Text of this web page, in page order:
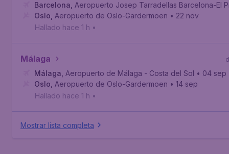
Barcelona Aeropuerto Josep Tarradellas Barcelona-El
Oslo Aeropuerto de Oslo-Gardermoen • 22 nov
Hallado hace 1 h •
Málaga
Málaga Aeropuerto de Málaga - Costa del Sol • 04 sep
Oslo Aeropuerto de Oslo-Gardermoen • 14 sep
Hallado hace 1 h •
Mostrar lista completa